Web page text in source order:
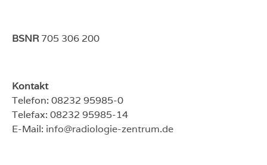
BSNR 705 306 200
Kontakt
Telefon: 08232 95985-0
Telefax: 08232 95985-14
E-Mail: info@radiologie-zentrum.de